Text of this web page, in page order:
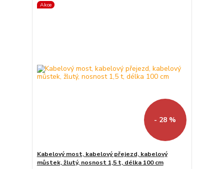
Akce
- 28 %
Kabelový most, kabelový přejezd, kabelový
můstek, žlutý, nosnost 1,5 t, délka 100 cm